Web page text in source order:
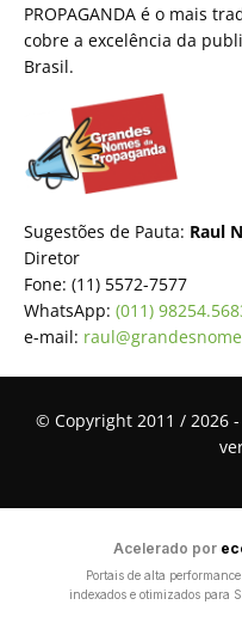
PROPAGANDA é o mais
cobre a excelência da
Brasil.
Sugestões de Pauta: Raul
Diretor
Fone: (11) 5572-7577
WhatsApp: (011)
e-mail:
© Copyright 2011 / 2026
Acelerado por
Portais de alta
indexados e otimizados para